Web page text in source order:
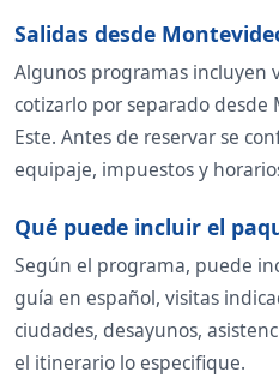
Salidas desde
Algunos programas incluyen
cotizarlo por separado
Este. Antes de reservar se
equipaje, impuestos y
Qué puede incluir el
Según el programa, puede
guía en español, visitas
ciudades, desayunos,
el itinerario lo especifique.